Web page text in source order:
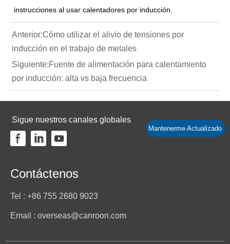
instrucciones al usar calentadores por inducción.
Anterior:Cómo utilizar el alivio de tensiones por
inducción en el trabajo de metales
Siguiente:Fuente de alimentación para calentamiento
por inducción: alta vs baja frecuencia
Sigue nuestros canales globales
Mantenerme Actualizado
Contáctenos
Tel : +86 755 2680 9023
Email : overseas@canroon.com